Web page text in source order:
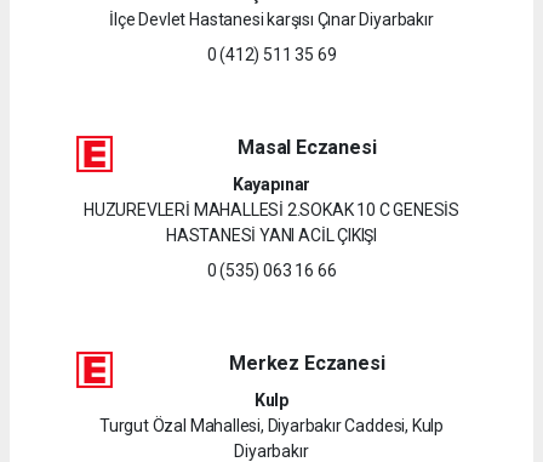
İlçe Devlet Hastanesi karşısı Çınar Diyarbakır
0 (412) 511 35 69
Masal Eczanesi
Kayapınar
HUZUREVLERİ MAHALLESİ 2.SOKAK 10 C GENESİS
HASTANESİ YANI ACİL ÇIKIŞI
0 (535) 063 16 66
Merkez Eczanesi
Kulp
Turgut Özal Mahallesi, Diyarbakır Caddesi, Kulp
Diyarbakır